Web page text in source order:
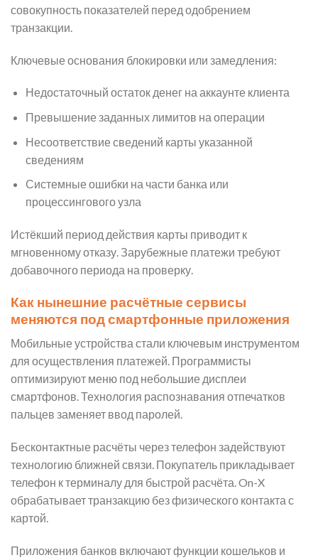
совокупность показателей перед одобрением
транзакции.
Ключевые основания блокировки или замедления:
Недостаточный остаток денег на аккаунте клиента
Превышение заданных лимитов на операции
Несоответствие сведений карты указанной
сведениям
Системные ошибки на части банка или
процессингового узла
Истёкший период действия карты приводит к
мгновенному отказу. Зарубежные платежи требуют
добавочного периода на проверку.
Как нынешние расчётные сервисы
меняются под смартфонные приложения
Мобильные устройства стали ключевым инструментом
для осуществления платежей. Программисты
оптимизируют меню под небольшие дисплеи
смартфонов. Технология распознавания отпечатков
пальцев заменяет ввод паролей.
Бесконтактные расчёты через телефон задействуют
технологию ближней связи. Покупатель прикладывает
телефон к терминалу для быстрой расчёта. On-X
обрабатывает транзакцию без физического контакта с
картой.
Приложения банков включают функции кошельков и